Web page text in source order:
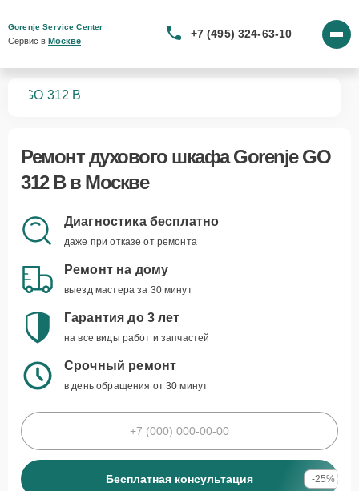
Gorenje Service Center
Сервис в Москве
+7 (495) 324-63-10
GO 312 B
Ремонтдухового шкафа Gorenje GO
312 Bв Москве
Диагностика бесплатно
даже при отказе от ремонта
Ремонт на дому
выезд мастера за 30 минут
Гарантия до 3 лет
на все виды работ и запчастей
Срочный ремонт
в день обращения от 30 минут
Бесплатная консультация -25%